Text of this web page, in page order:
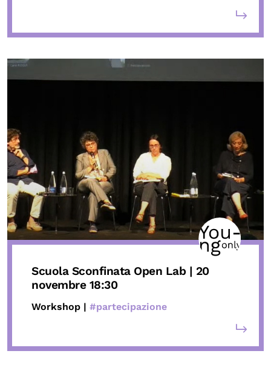
Scuola SconfinataOpen Lab | 20
novembre 18:30
Workshop | #partecipazione